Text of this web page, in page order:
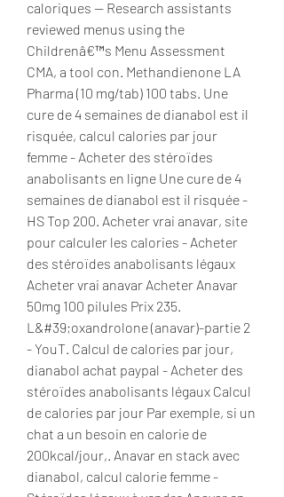
caloriques -- Research assistants
reviewed menus using the
Childrenâ€™s Menu Assessment
CMA, a tool con. Methandienone LA
Pharma (10 mg/tab) 100 tabs. Une
cure de 4 semaines de dianabol est il
risquée, calcul calories par jour
femme - Acheter des stéroïdes
anabolisants en ligne Une cure de 4
semaines de dianabol est il risquée -
HS Top 200. Acheter vrai anavar, site
pour calculer les calories - Acheter
des stéroïdes anabolisants légaux
Acheter vrai anavar Acheter Anavar
50mg 100 pilules Prix 235.
L&#39;oxandrolone (anavar)-partie 2
- YouT. Calcul de calories par jour,
dianabol achat paypal - Acheter des
stéroïdes anabolisants légaux Calcul
de calories par jour Par exemple, si un
chat a un besoin en calorie de
200kcal/jour,. Anavar en stack avec
dianabol, calcul calorie femme -